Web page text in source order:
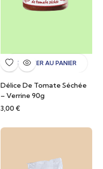
AJOUTER AU PANIER
Délice De Tomate Séchée
– Verrine 90g
3,00 €